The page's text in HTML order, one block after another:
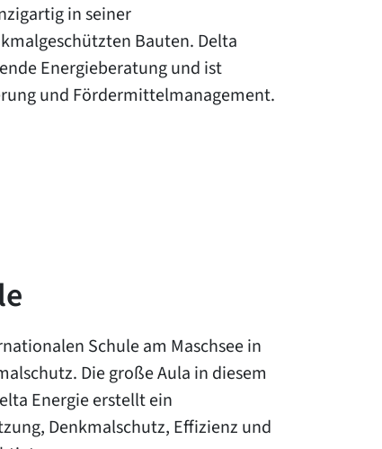
in seiner
Bauten. Delta
Energieberatung und ist
und Fördermittelmanagement.
Schule am Maschsee in
Die große Aula in diesem
Energie erstellt ein
Denkmalschutz, Effizienz und